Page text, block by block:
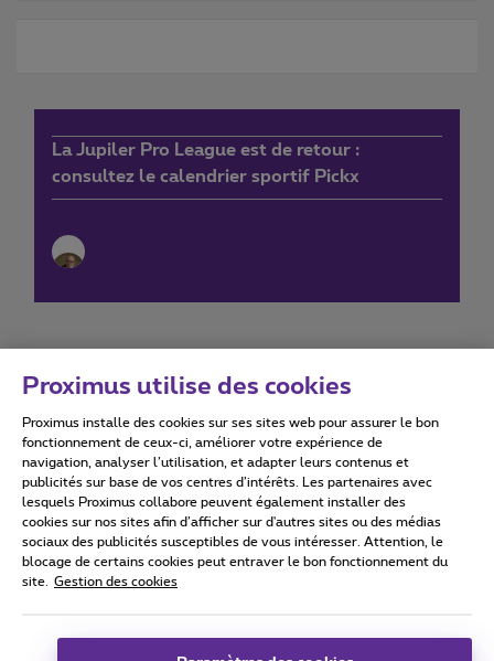
La Jupiler Pro League est de retour :
consultez le calendrier sportif Pickx
Conditions d'utilisation Accessibility statement
Tous droits réservés. © 2026
Conditions générales, info consommateur
Coordonnées de l’entreprise
Proximus utilise des cookies
Proximus installe des cookies sur ses sites web pour assurer le bon
fonctionnement de ceux-ci, améliorer votre expérience de
navigation, analyser l’utilisation, et adapter leurs contenus et
publicités sur base de vos centres d’intérêts. Les partenaires avec
lesquels Proximus collabore peuvent également installer des
cookies sur nos sites afin d’afficher sur d'autres sites ou des médias
sociaux des publicités susceptibles de vous intéresser. Attention, le
blocage de certains cookies peut entraver le bon fonctionnement du
site.
Gestion des cookies